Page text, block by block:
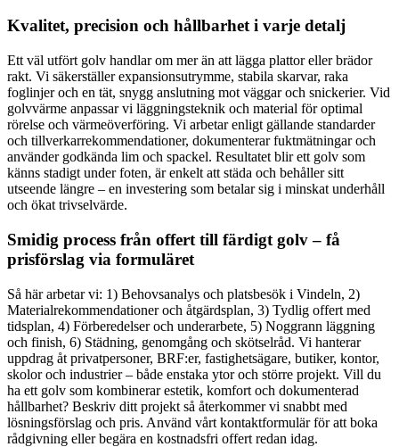
Kvalitet, precision och hållbarhet i varje detalj
Ett väl utfört golv handlar om mer än att lägga plattor eller brädor
rakt. Vi säkerställer expansionsutrymme, stabila skarvar, raka
foglinjer och en tät, snygg anslutning mot väggar och snickerier. Vid
golvvärme anpassar vi läggningsteknik och material för optimal
rörelse och värmeöverföring. Vi arbetar enligt gällande standarder
och tillverkarrekommendationer, dokumenterar fuktmätningar och
använder godkända lim och spackel. Resultatet blir ett golv som
känns stadigt under foten, är enkelt att städa och behåller sitt
utseende längre – en investering som betalar sig i minskat underhåll
och ökat trivselvärde.
Smidig process från offert till färdigt golv – få
prisförslag via formuläret
Så här arbetar vi: 1) Behovsanalys och platsbesök i Vindeln, 2)
Materialrekommendationer och åtgärdsplan, 3) Tydlig offert med
tidsplan, 4) Förberedelser och underarbete, 5) Noggrann läggning
och finish, 6) Städning, genomgång och skötselråd. Vi hanterar
uppdrag åt privatpersoner, BRF:er, fastighetsägare, butiker, kontor,
skolor och industrier – både enstaka ytor och större projekt. Vill du
ha ett golv som kombinerar estetik, komfort och dokumenterad
hållbarhet? Beskriv ditt projekt så återkommer vi snabbt med
lösningsförslag och pris. Använd vårt kontaktformulär för att boka
rådgivning eller begära en kostnadsfri offert redan idag.